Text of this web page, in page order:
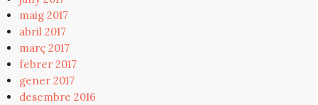
maig 2017
abril 2017
març 2017
febrer 2017
gener 2017
desembre 2016